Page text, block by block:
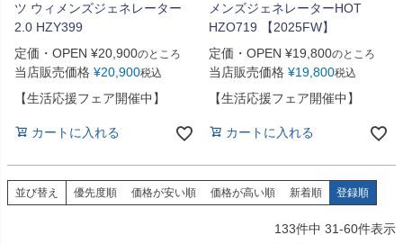
ツ ウィメンズジェネレーター
2.0 HZY399
定価・OPEN ¥20,900のところ
当店販売価格 ¥20,900税込
【生活応援フェア開催中】
カートに入れる
メンズジェネレーターHOT
HZO719 【2025FW】
定価・OPEN ¥19,800のところ
当店販売価格 ¥19,800税込
【生活応援フェア開催中】
カートに入れる
並び替え 優先度順 価格が安い順 価格が高い順 新着順 登録順
133件中 31-60件表示